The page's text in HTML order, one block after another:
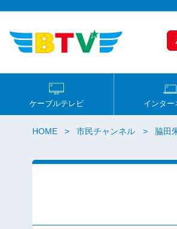
ケーブルテレビ インター
HOME 市民チャンネル 脇田